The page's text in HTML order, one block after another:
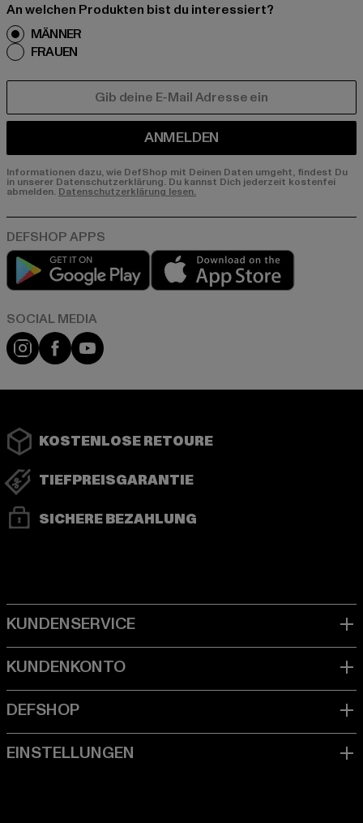
An welchen Produkten bist du interessiert?
MÄNNER
FRAUEN
ANMELDEN
Informationen dazu, wie DefShop mit Deinen Daten umgeht, findest Du
in unserer Datenschutzerklärung. Du kannst Dich jederzeit kostenfei
abmelden. Datenschutzerklärung lesen.
Play market
Instagram
FacebookYouTube
KOSTENLOSE RETOURE
TIEFPREISGARANTIE
SICHERE BEZAHLUNG